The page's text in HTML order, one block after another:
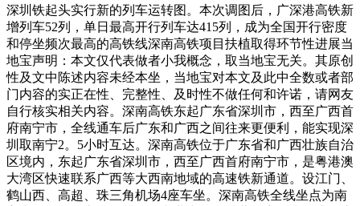
深圳铁起头实行新的列车运转图。本次调图后，广深港高铁新
增列车52列，单日最高开行列车达415列，成为全国开行密度
和停坐频次最高的高铁线深南高铁项目扶植取得环节性进展当
地宝声明：本文仅代表做者小我概念，取当地宝无关。其原创
性及文中陈述内容未经本坐，当地宝对本文及此中全数或者部
门内容的实正在性、完整性、及时性不做任何和许诺，请网友
自行核实相关内容。深南高铁东起广东省深圳市，西至广西首
府南宁市，全线通车后广东和广西之间往来更便利，能实现深
圳取南宁2。5小时互达。深南高铁位于广东省和广西壮族自治
区境内，东起广东省深圳市，西至广西首府南宁市，是粤港澳
大湾区快速联系广西等大西南地域的高速铁新通道。设江门、
鹤山西、高超、珠三角机场4座车坐。深南高铁全线坐点为南